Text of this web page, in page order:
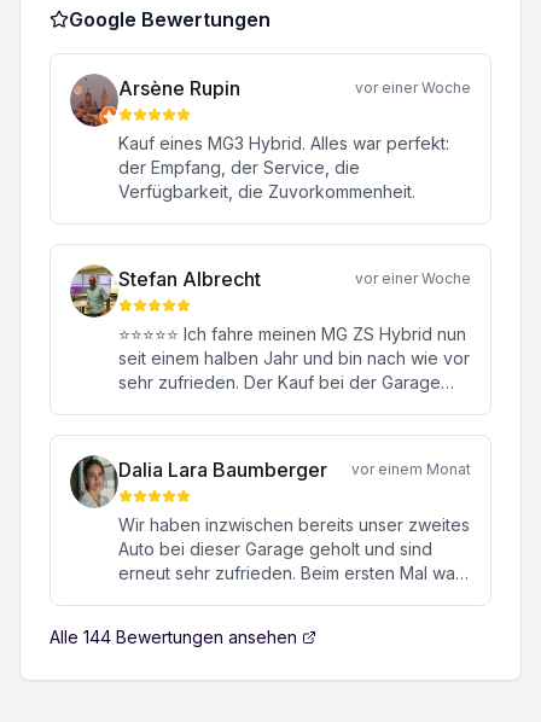
Google Bewertungen
Arsène Rupin vor einer Woche
Kauf eines MG3 Hybrid. Alles war perfekt:
der Empfang, der Service, die
Verfügbarkeit, die Zuvorkommenheit.
Stefan Albrecht vor einer Woche
⭐⭐⭐⭐⭐ Ich fahre meinen MG ZS Hybrid nun
seit einem halben Jahr und bin nach wie vor
sehr zufrieden. Der Kauf bei der Garage
Ende eine rundum positive Erfahrung.
Verkaufsberater Herrn Janick Moor. Er hat
mich kompetent, ehrlich und ohne jeglichen
Verkaufsdruck beraten. Mit seiner
freundlichen, engagierten und
sympathischen Art hat er sich viel Zeit für all
aufgehoben gefühlt habe. Auch nach dem
Dalia Lara Baumberger vor einem Monat
Wir haben inzwischen bereits unser zweites
Auto bei dieser Garage geholt und sind
erneut sehr zufrieden. Beim ersten Mal war
gesamte Abwicklung von Anfang bis Ende
Alle 144 Bewertungen ansehen